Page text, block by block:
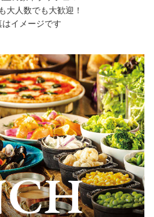
大人数でも大歓迎！
イメージです